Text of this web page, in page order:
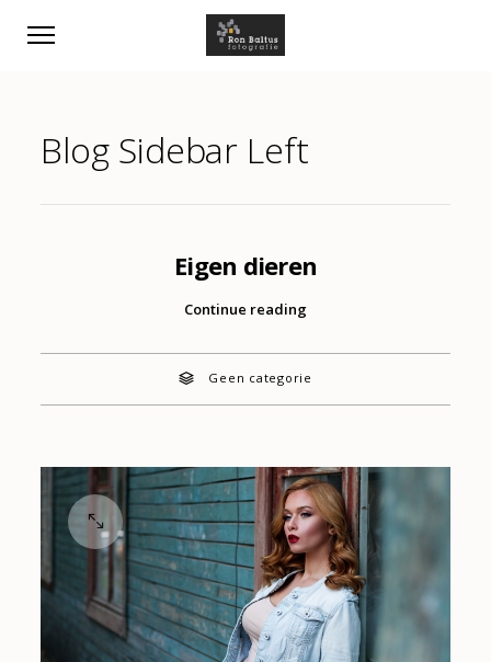
Blog Sidebar Left
Eigen dieren
Continue reading
Geen categorie